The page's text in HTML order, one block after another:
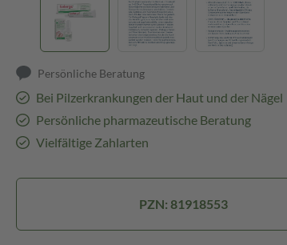
Persönliche Beratung
Bei Pilzerkrankungen der Haut und der Nägel
Persönliche pharmazeutische Beratung
Vielfältige Zahlarten
PZN: 81918553